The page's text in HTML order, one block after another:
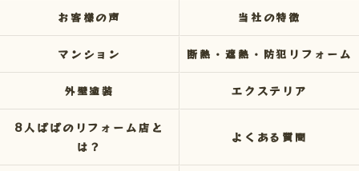
お客様の声 当社の特徴
マンション 断熱・遮熱・防犯リフォーム
外壁塗装 エクステリア
8人ぱぱのリフォーム店と
は？
よくある質問